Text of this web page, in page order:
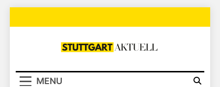
Stuttgart
MENU